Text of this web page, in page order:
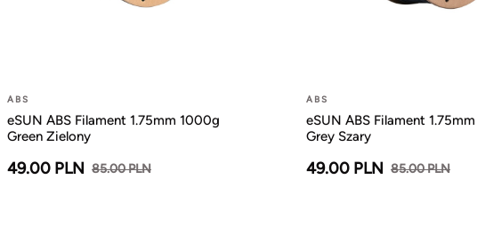
ABS
eSUN ABS Filament 1.75mm 1000g
Green Zielony
49.00 PLN 85.00 PLN
ABS
eSUN ABS Filament
Grey Szary
49.00 PLN 85.00 PLN